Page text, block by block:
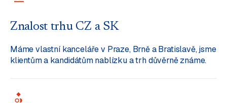
Znalost trhu CZ a SK
Máme vlastní kanceláře v Praze, Brně a Bratislavě, jsme
klientům a kandidátům nablízku a trh důvěrně známe.